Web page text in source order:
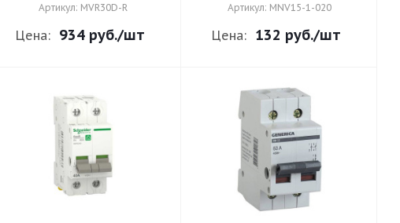
Артикул: MVR30D-R
Цена: 934 руб./шт
Артикул: MNV15-1-020
Цена: 132 руб./шт